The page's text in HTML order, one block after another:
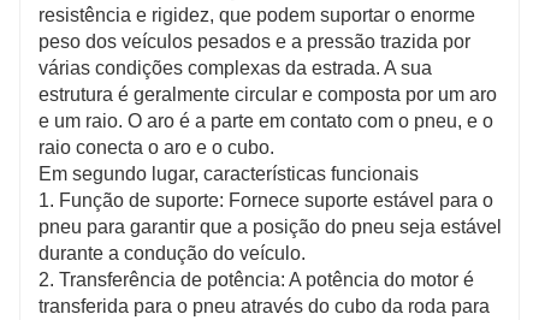
resistência e rigidez, que podem suportar o enorme
peso dos veículos pesados ​​e a pressão trazida por
várias condições complexas da estrada. A sua
estrutura é geralmente circular e composta por um aro
e um raio. O aro é a parte em contato com o pneu, e o
raio conecta o aro e o cubo.
Em segundo lugar, características funcionais
1. Função de suporte: Fornece suporte estável para o
pneu para garantir que a posição do pneu seja estável
durante a condução do veículo.
2. Transferência de potência: A potência do motor é
transferida para o pneu através do cubo da roda para